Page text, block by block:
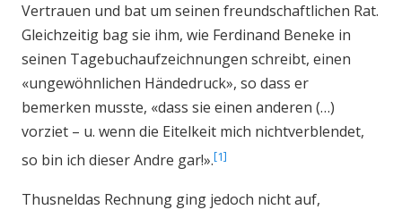
Vertrauen und bat um seinen freundschaftlichen Rat.
Gleichzeitig bag sie ihm, wie Ferdinand Beneke in
seinen Tagebuchaufzeichnungen schreibt, einen
«ungewöhnlichen Händedruck», so dass er
bemerken musste, «dass sie einen anderen (…)
vorziet – u. wenn die Eitelkeit mich nichtverblendet,
so bin ich dieser Andre gar!». 1
Thusneldas Rechnung ging jedoch nicht auf,